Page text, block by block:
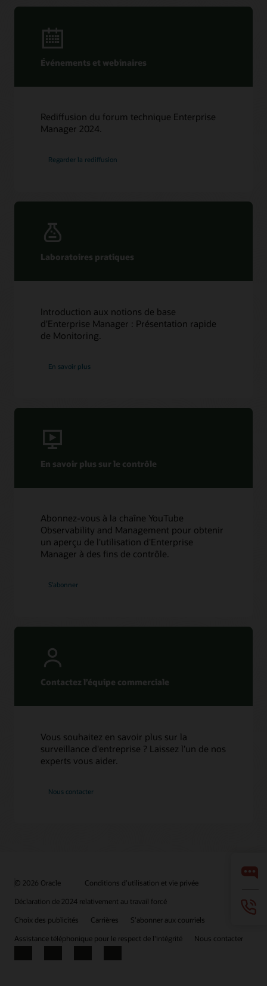
Événements et webinaires
Rediffusion du forum technique Enterprise
Manager 2024.
Regarder la rediffusion
Laboratoires pratiques
Introduction aux notions de base
d'Enterprise Manager : Présentation rapide
de Monitoring.
En savoir plus
En savoir plus sur le contrôle
Abonnez-vous à la chaîne YouTube
Observability and Management pour obtenir
un aperçu de l'utilisation d'Enterprise
Manager à des fins de contrôle.
S’abonner
Contactez l’équipe commerciale
Vous souhaitez en savoir plus sur la
surveillance d'entreprise ? Laissez l’un de nos
experts vous aider.
Nous contacter
© 2026 Oracle
Conditions d’utilisation et vie privée
Déclaration de 2024 relativement au travail forcé
Choix des publicités
Carrières
S’abonner aux courriels
Assistance téléphonique pour le respect de l'intégrité
Nous contacter
Facebook
X LinkedInYouTube